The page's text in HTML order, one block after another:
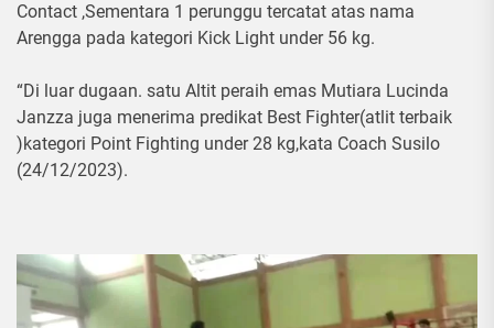
Contact ,Sementara 1 perunggu tercatat atas nama
Arengga pada kategori Kick Light under 56 kg.
“Di luar dugaan. satu Altit peraih emas Mutiara Lucinda
Janzza juga menerima predikat Best Fighter(atlit terbaik
)kategori Point Fighting under 28 kg,kata Coach Susilo
(24/12/2023).